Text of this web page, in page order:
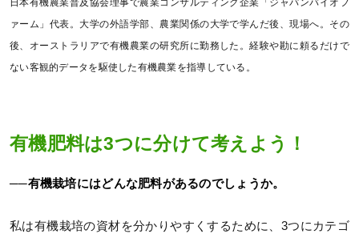
日本有機農業普及協会理事で農業コンサルティング企業「ジャパンバイオフ
ァーム」代表。大学の外語学部、農業関係の大学で学んだ後、現場へ。その
後、オーストラリアで有機農業の研究所に勤務した。経験や勘に頼るだけで
ない客観的データを駆使した有機農業を指導している。
有機肥料は3つに分けて考えよう！
──有機栽培にはどんな肥料があるのでしょうか。
私は有機栽培の資材を分かりやすくするために、3つにカテゴ